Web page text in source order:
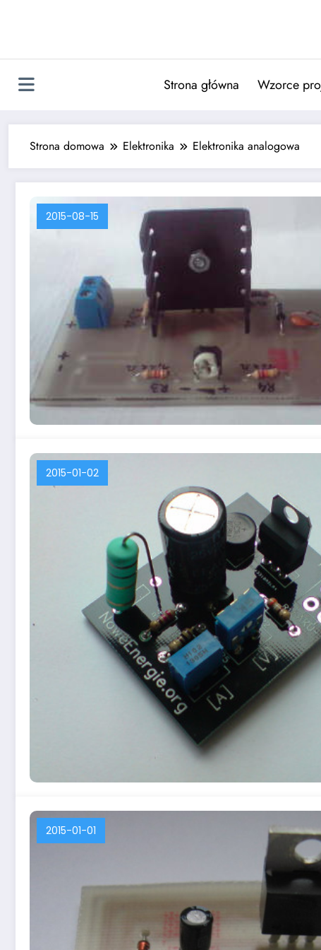
Strona główna Wzorce
Strona domowa Elektronika Elektronika analogowa
2015-08-15
2015-01-02
2015-01-01